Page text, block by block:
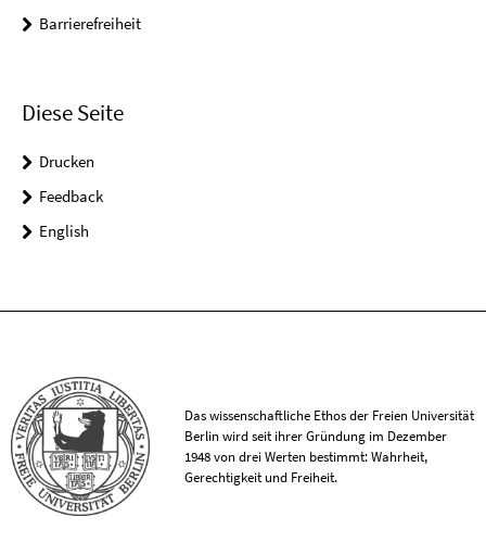
Barrierefreiheit
Diese Seite
Drucken
Feedback
English
Das wissenschaftliche Ethos der Freien Universität
Berlin wird seit ihrer Gründung im Dezember
1948 von drei Werten bestimmt: Wahrheit,
Gerechtigkeit und Freiheit.